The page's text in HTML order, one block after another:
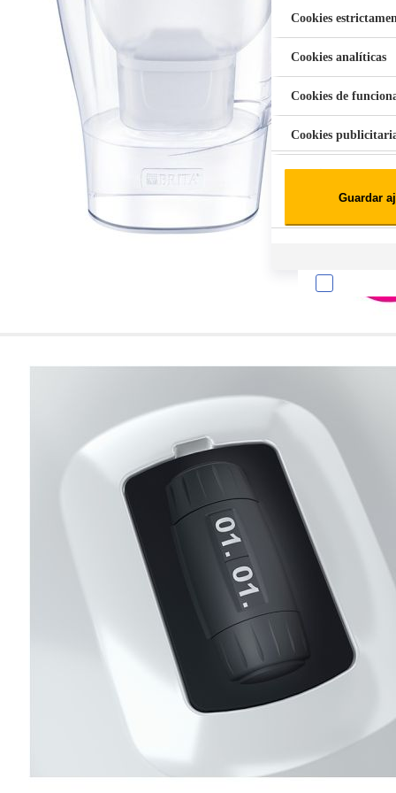
Aspiradora Quitamanchas 450W
Cookies
Cookies analíticas
Cookies de
Cookies
Esta información
que el sitio web
experiencia web
tipos de cookies.
las cookies que se
los servicios que
Más información
Cookies
Estas cookies son
cookies
administrar tu
presentación del
existencia de
información de
Información de las
Estas cookies nos
Guardar